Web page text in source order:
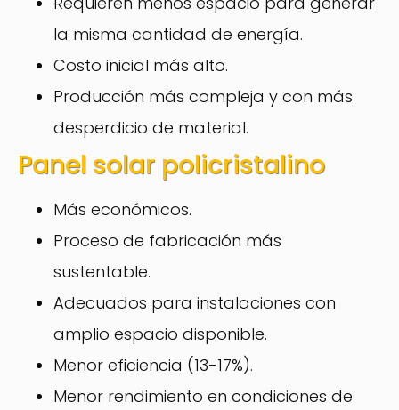
la misma cantidad de energía.
Costo inicial más alto.
Producción más compleja y con más
desperdicio de material.
Panel solar policristalino
Más económicos.
Proceso de fabricación más
sustentable.
Adecuados para instalaciones con
amplio espacio disponible.
Menor eficiencia (13-17%).
Menor rendimiento en condiciones de